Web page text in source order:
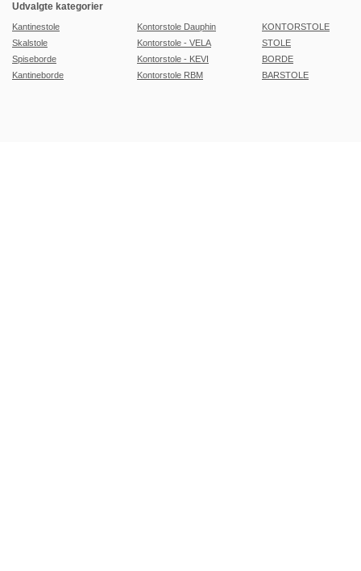
Udvalgte kategorier
Kantinestole
Skalstole
Spiseborde
Kantineborde
Kontorstole Dauphin
Kontorstole - VELA
Kontorstole - KEVI
Kontorstole RBM
KONTORSTOLE
STOLE
BORDE
BARSTOLE